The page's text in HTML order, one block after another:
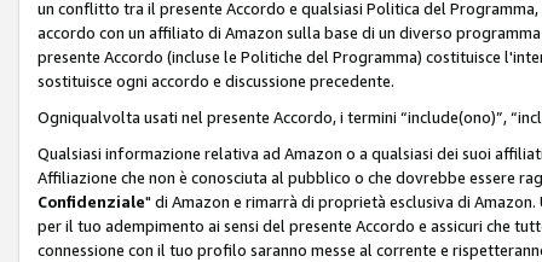
un conflitto tra il presente Accordo e qualsiasi Politica del
accordo con un affiliato di Amazon sulla base di un diverso
presente Accordo (incluse le Politiche del Programma) costituisce
sostituisce ogni accordo e discussione precedente.
Ogniqualvolta usati nel presente Accordo, i termini “include(ono)”,
Qualsiasi informazione relativa ad Amazon o a qualsiasi dei suoi
Affiliazione che non è conosciuta al pubblico o che dovrebbe essere
Confidenziale" di Amazon e rimarrà di proprietà esclusiva di
per il tuo adempimento ai sensi del presente Accordo e assicuri che
connessione con il tuo profilo saranno messe al corrente e